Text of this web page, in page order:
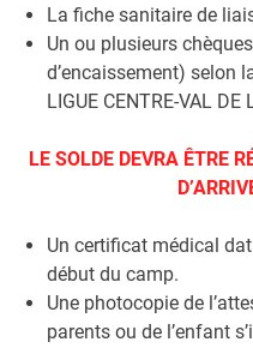
La fiche sanitaire de
Un ou plusieurs
d’encaissement) selon
LIGUE CENTRE-VAL DE
LE SOLDE DEVRA ÊTRE
Un certificat médical
début du camp.
Une photocopie de
parents ou de l’enfant